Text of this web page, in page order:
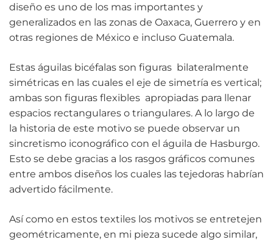
diseño es uno de los mas importantes y
generalizados en las zonas de Oaxaca, Guerrero y en
otras regiones de México e incluso Guatemala.
Estas águilas bicéfalas son figuras bilateralmente
simétricas en las cuales el eje de simetría es vertical;
ambas son figuras flexibles apropiadas para llenar
espacios rectangulares o triangulares. A lo largo de
la historia de este motivo se puede observar un
sincretismo iconográfico con el águila de Hasburgo.
Esto se debe gracias a los rasgos gráficos comunes
entre ambos diseños los cuales las tejedoras habrían
advertido fácilmente.
Así como en estos textiles los motivos se entretejen
geométricamente, en mi pieza sucede algo similar,